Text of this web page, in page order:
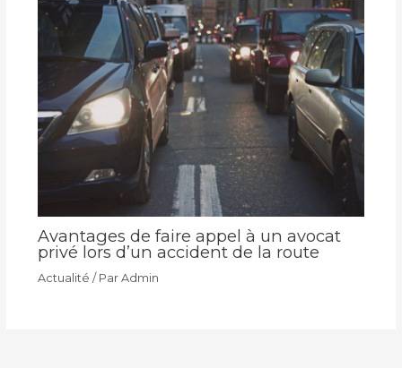
Avantages de faire appel à un avocat
privé lors d’un accident de la route
Actualité / Par Admin